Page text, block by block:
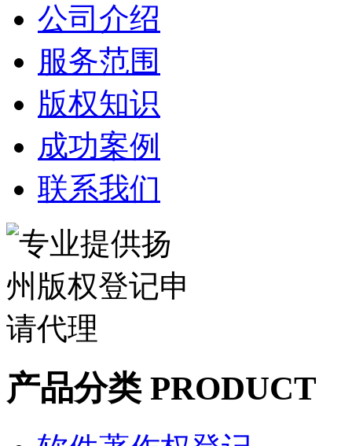
公司介绍
服务范围
版权知识
成功案例
联系我们
产品分类 PRODUCT